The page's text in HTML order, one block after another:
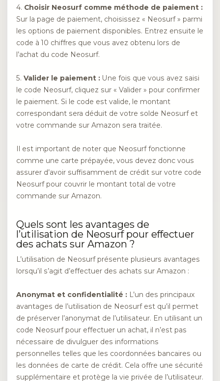
4. Choisir Neosurf comme méthode de paiement :
Sur la page de paiement, choisissez « Neosurf » parmi
les options de paiement disponibles. Entrez ensuite le
code à 10 chiffres que vous avez obtenu lors de
l’achat du code Neosurf.
5. Valider le paiement : Une fois que vous avez saisi
le code Neosurf, cliquez sur « Valider » pour confirmer
le paiement. Si le code est valide, le montant
correspondant sera déduit de votre solde Neosurf et
votre commande sur Amazon sera traitée.
Il est important de noter que Neosurf fonctionne
comme une carte prépayée, vous devez donc vous
assurer d’avoir suffisamment de crédit sur votre code
Neosurf pour couvrir le montant total de votre
commande sur Amazon.
Quels sont les avantages de
l’utilisation de Neosurf pour effectuer
des achats sur Amazon ?
L’utilisation de Neosurf présente plusieurs avantages
lorsqu’il s’agit d’effectuer des achats sur Amazon :
Anonymat et confidentialité : L’un des principaux
avantages de l’utilisation de Neosurf est qu’il permet
de préserver l’anonymat de l’utilisateur. En utilisant un
code Neosurf pour effectuer un achat, il n’est pas
nécessaire de divulguer des informations
personnelles telles que les coordonnées bancaires ou
les données de carte de crédit. Cela offre une sécurité
supplémentaire et protège la vie privée de l’utilisateur.